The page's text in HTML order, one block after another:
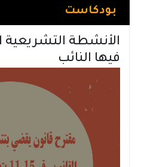
بودكاست
الأنشطة التشريعية
فيها النائب